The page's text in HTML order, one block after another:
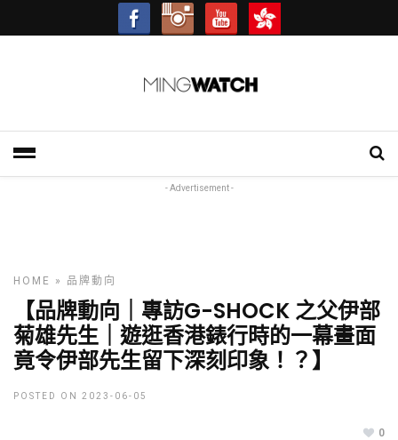
- Advertisement -
HOME » 品牌動向
【品牌動向｜專訪G-SHOCK 之父伊部
菊雄先生｜遊逛香港錶行時的一幕畫面
竟令伊部先生留下深刻印象！？】
POSTED ON 2023-06-05
0